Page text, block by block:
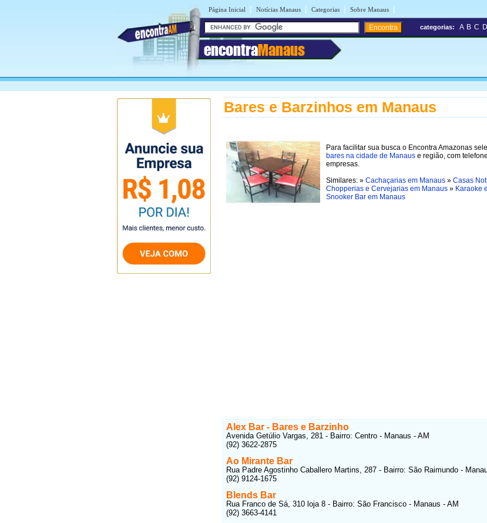
Página Inicial | Notícias Manaus | Categorias | Sobre Manaus |
encontraManaus
categorias: A B C D
Bares e Barzinhos em Manaus
Para facilitar sua busca o Encontra Amazonas
bares na cidade de Manaus e região, com
empresas.
Similares: » Cachaçarias em Manaus » Casas
Chopperias e Cervejarias em Manaus » Karaoke
Snooker Bar em Manaus
Alex Bar - Bares e Barzinho
Avenida Getúlio Vargas, 281 - Bairro: Centro - Manaus - AM
(92) 3622-2875
Ao Mirante Bar
Rua Padre Agostinho Caballero Martins, 287 - Bairro: São Raimundo -
(92) 9124-1675
Blends Bar
Rua Franco de Sá, 310 loja 8 - Bairro: São Francisco - Manaus - AM
(92) 3663-4141